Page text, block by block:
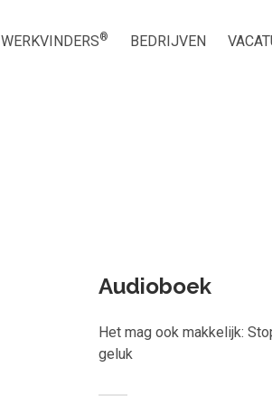
WERKVINDERS® BEDRIJVEN
Audioboek
Het mag ook makkelijk:
geluk